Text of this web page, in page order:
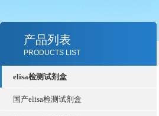
产品列表
PRODUCTS LIST
elisa检测试剂盒
国产elisa检测试剂盒